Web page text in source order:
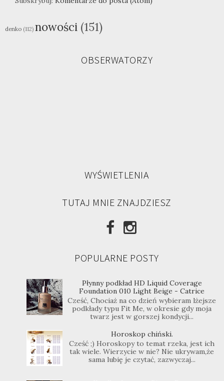
denko (112) nowości (151)
OBSERWATORZY
WYŚWIETLENIA
TUTAJ MNIE ZNAJDZIESZ
POPULARNE POSTY
Płynny podkład HD Liquid Coverage
Foundation 010 Light Beige - Catrice
Cześć, Chociaż na co dzień wybieram lżejsze
podkłady typu Fit Me, w okresie gdy moja
twarz jest w gorszej kondycji...
Horoskop chiński.
Cześć ;) Horoskopy to temat rzeka, jest ich
tak wiele. Wierzycie w nie? Nie ukrywam,że
sama lubię je czytać, zazwyczaj...